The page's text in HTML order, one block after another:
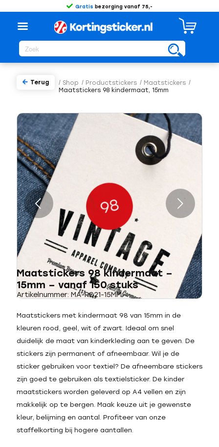
Gratis bezorging vanaf 75,-
/ Shop / Productstickers / Maatstickers /
Maatstickers 98 kindermaat, 15mm
Terug
Volgende
Maatstickers 98 kindermaat –
15mm – vanaf 150 stuks
Artikelnummer: MA-R021-15MM
Maatstickers met kindermaat 98 van 15mm in de
kleuren rood, geel, wit of zwart. Ideaal om snel
duidelijk de maat van kinderkleding aan te geven. De
stickers zijn permanent of afneembaar. Wil je de
sticker gebruiken voor textiel? De afneembare stickers
zijn goed te gebruiken als textielsticker. De kinder
maatstickers worden geleverd op A4 vellen en zijn
makkelijk op te bergen. Maak keuze uit je gewenste
kleur, belijming en aantal. Profiteer van onze
staffelkorting bij hogere aantallen.